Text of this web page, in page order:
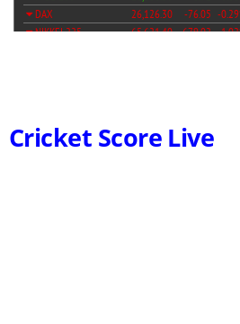
Cricket Score Live